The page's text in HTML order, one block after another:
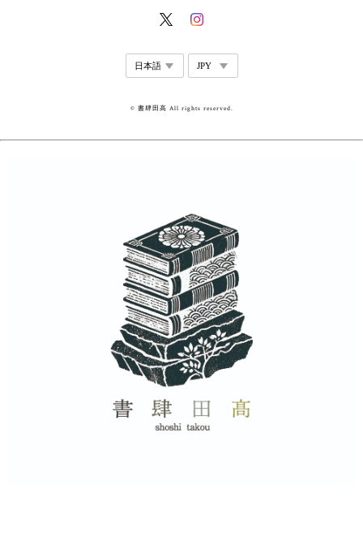
© 書肆田高 All rights reserved.